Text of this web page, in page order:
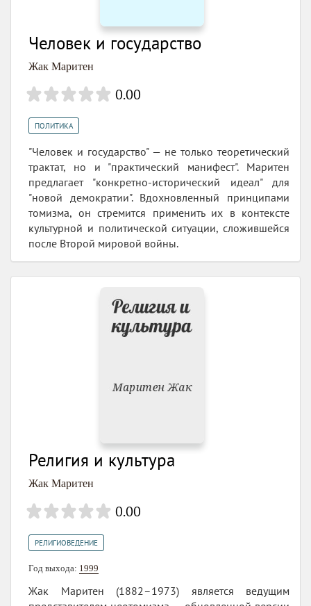
Человек и государство
Жак Маритен
0.00
ПОЛИТИКА
"Человек и государство" — не только теоретический
трактат, но и "практический манифест". Маритен
предлагает "конкретно-исторический идеал" для
"новой демократии". Вдохновленный принципами
томизма, он cтремится применить их в контексте
культурной и политической ситуации, сложившейся
после Второй мировой войны.
Религия и культура
Жак Маритен
0.00
РЕЛИГИОВЕДЕНИЕ
Год выхода: 1999
Жак Маритен (1882–1973) является ведущим